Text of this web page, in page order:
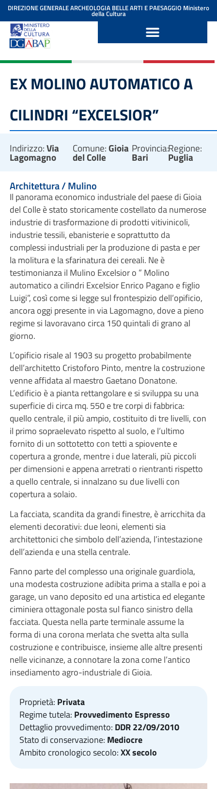
contenuto
DIREZIONE GENERALE ARCHEOLOGIA BELLE ARTI E PAESAGGIO Ministero
della Cultura
EX MOLINO AUTOMATICO A
CILINDRI “EXCELSIOR”
Indirizzo:Via
Lagomagno
Comune:Gioia
del Colle
Provincia:
Bari
Regione:
Puglia
Architettura / Mulino
Il panorama economico industriale del paese di Gioia
del Colle è stato storicamente costellato da numerose
industrie di trasformazione di prodotti vitivinicoli,
industrie tessili, ebanisterie e soprattutto da
complessi industriali per la produzione di pasta e per
la molitura e la sfarinatura dei cereali. Ne è
testimonianza il Mulino Excelsior o ” Molino
automatico a cilindri Excelsior Enrico Pagano e figlio
Luigi”, così come si legge sul frontespizio dell’opificio,
ancora oggi presente in via Lagomagno, dove a pieno
regime si lavoravano circa 150 quintali di grano al
giorno.
L’opificio risale al 1903 su progetto probabilmente
dell’architetto Cristoforo Pinto, mentre la costruzione
venne affidata al maestro Gaetano Donatone.
L’edificio è a pianta rettangolare e si sviluppa su una
superficie di circa mq. 550 e tre corpi di fabbrica:
quello centrale, il più ampio, costituito di tre livelli, con
il primo sopraelevato rispetto al suolo, e l’ultimo
fornito di un sottotetto con tetti a spiovente e
copertura a gronde, mentre i due laterali, più piccoli
per dimensioni e appena arretrati o rientranti rispetto
a quello centrale, si innalzano su due livelli con
copertura a solaio.
La facciata, scandita da grandi finestre, è arricchita da
elementi decorativi: due leoni, elementi sia
architettonici che simbolo dell’azienda, l’intestazione
dell’azienda e una stella centrale.
Fanno parte del complesso una originale guardiola,
una modesta costruzione adibita prima a stalla e poi a
garage, un vano deposito ed una artistica ed elegante
ciminiera ottagonale posta sul fianco sinistro della
facciata. Questa nella parte terminale assume la
forma di una corona merlata che svetta alta sulla
costruzione e contribuisce, insieme alle altre presenti
nelle vicinanze, a connotare la zona come l’antico
insediamento agro-industriale di Gioia.
Proprietà: Privata
Regime tutela: Provvedimento Espresso
Dettaglio provvedimento: DDR 22/09/2010
Stato di conservazione: Mediocre
Ambito cronologico secolo:XX secolo